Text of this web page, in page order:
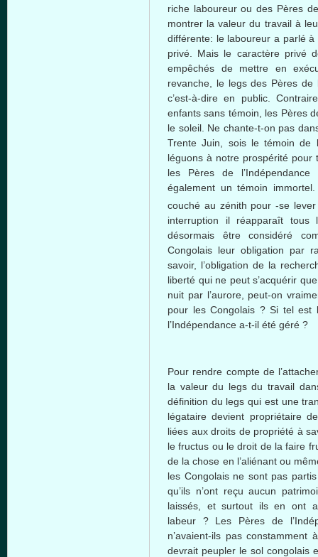
riche laboureur ou des Pères
montrer lavaleur du travail à
différente: le laboureur a parlé à
privé
Mais le caractère privé
empêchés de mettre en
revanche , le legs des Pères de
c’est-à-dire en public.
enfants sans témoin , les Pères
le soleil. Ne chante-t-on pas
Trente Juin soisletémoin de
léguons à notre prospéritépour
les Pèresde l’Indépendance
également untémoin immortel
couché au zénith pour -se
interruption il réapparaît tous
désormais
être considéré
Congolais leur obligation par
savoir, l’obligation de la
liberté qui ne peut s’acquérir que
nuit par l’aurore, peut-on
pour lesCongolais ? Si tel est
l’Indépendance a-t-il été géré ?
Pour rendre comptede
la valeurdu legs du travail
définition du legs qui est une
légataire devient propriétaire
liées auxdroits de propriété à
lefructus ou ledroit de la faire
de la chose en l’aliénant ou
les Congolaisne sontpas partis
qu’ils n’ont reçu aucun
laissés , etsurtout ilsen ont
labeur ? Les Pères de
n’avaient-ils pasconstamment à
devrait peupler lesol congolais